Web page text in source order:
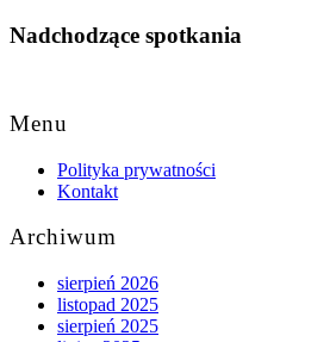
Nadchodzące spotkania
to
Top
Menu
Polityka prywatności
Kontakt
Archiwum
sierpień 2026
listopad 2025
sierpień 2025